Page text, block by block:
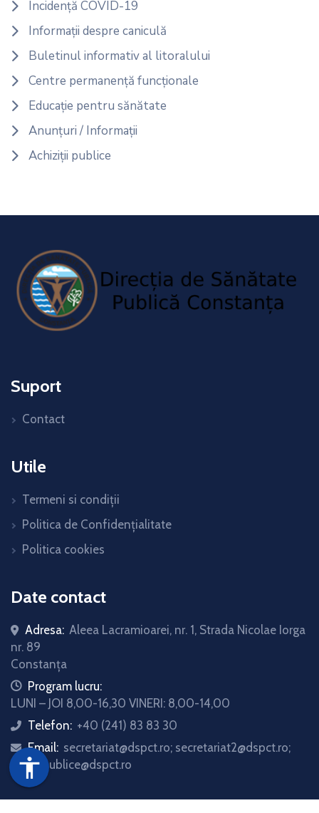
accessibility
Incidență COVID-19
Informații despre caniculă
Buletinul informativ al litoralului
Centre permanență funcționale
Educație pentru sănătate
Anunțuri / Informații
Achiziții publice
Suport
Contact
Utile
Termeni si condiții
Politica de Confidențialitate
Politica cookies
Date contact
Adresa: Aleea Lacramioarei, nr. 1, Strada Nicolae Iorga
nr. 89
Constanța
iconProgram lucru:
LUNI – JOI 8,00-16,30 VINERI: 8,00-14,00
icon
Telefon: +40 (241) 83 83 30
icon
Email: secretariat@dspct.ro; secretariat2@dspct.ro;
relatii.publice@dspct.ro